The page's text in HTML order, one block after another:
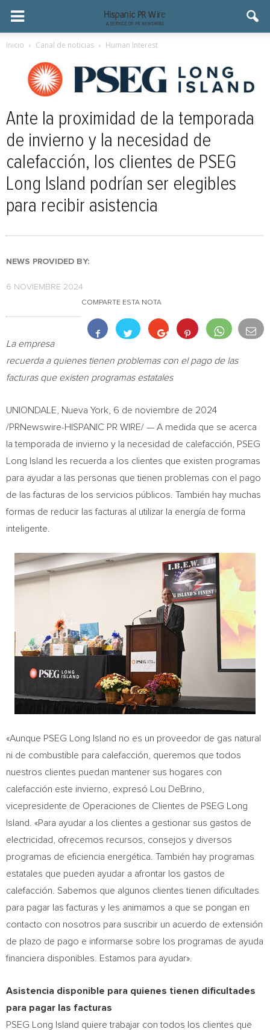
Inicio Canal de noticias Human Interest
Ante la proximidad de la temporada
de invierno y la necesidad de
calefacción, los clientes de PSEG
Long Island podrían ser elegibles
para recibir asistencia
NEWS PROVIDED BY:
6 NOVIEMBRE 2024
COMPARTE ESTA NOTA
La empresa
recuerda a quienes tienen problemas con el pago de las
facturas que existen programas estatales
UNIONDALE Nueva York 6 de noviembre de 2024
/PRNewswire-HISPANIC PR WIRE/ — A medida que se acerca
la temporada de invierno y la necesidad de calefacción, PSEG
Long Island les recuerda a los clientes que existen programas
para ayudar a las personas que tienen problemas con el pago
de las facturas de los servicios públicos. También hay muchas
formas de reducir las facturas al utilizar la energía de forma
inteligente.
«Aunque PSEG Long Island no es un proveedor de gas natural
ni de combustible para calefacción, queremos que todos
nuestros clientes puedan mantener sus hogares con
calefacción este invierno, expresó
Lou DeBrino
vicepresidente de Operaciones de Clientes de PSEG Long
Island. «Para ayudar a los clientes a gestionar sus gastos de
electricidad, ofrecemos recursos, consejos y diversos
programas de eficiencia energética. También hay programas
estatales que pueden ayudar a afrontar los gastos de
calefacción. Sabemos que algunos clientes tienen dificultades
para pagar las facturas y les animamos a que se pongan en
contacto con nosotros para suscribir un acuerdo de extensión
de plazo de pago e informarse sobre los programas de ayuda
financiera disponibles. Estamos para ayudar».
Asistencia disponible para quienes tienen dificultades
para pagar las facturas
PSEG Long Island quiere trabajar con todos los clientes que